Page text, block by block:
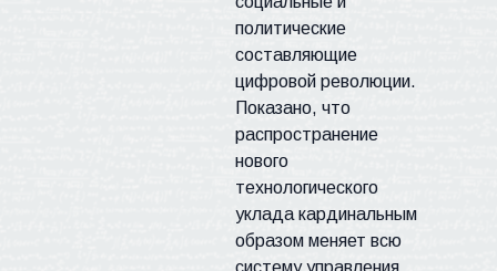
политические
составляющие
цифровой революции.
Показано, что
распространение
нового
технологического
уклада кардинальным
образом меняет всю
систему управления